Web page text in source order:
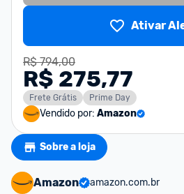
Ativar
R$ 794,00
R$ 275,77
Frete Grátis Prime Day
Vendido por: Amazon
Sobre a loja
Amazon
amazon.com.br